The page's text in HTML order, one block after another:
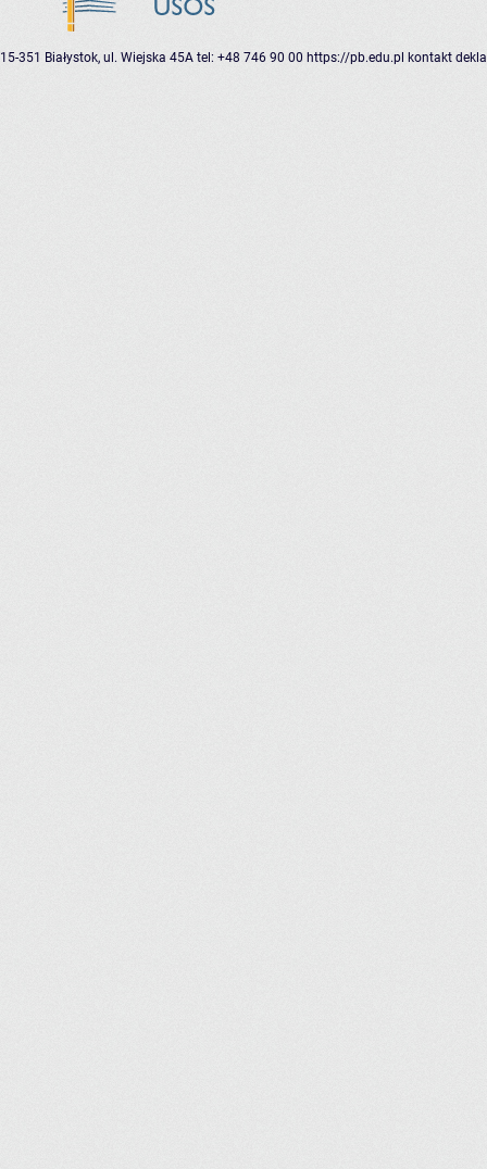
15-351 Białystok, ul. Wiejska 45A tel: +48 746 90 00 https://pb.edu.pl kontakt